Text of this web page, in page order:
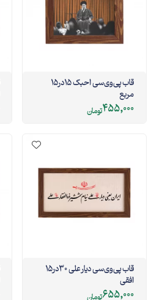
قاب پی‌وی‌سی احبک 15در15
مربع
455,000تومان
قاب پی‌وی‌سی دیار علی 30در15
افقی
655,000تومان